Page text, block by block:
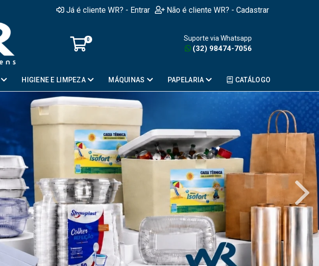
Já é cliente WR? - Entrar Não é cliente WR? - Cadastrar
0 Suporte via Whatsapp
(32) 98474-7056
HIGIENE E LIMPEZA MÁQUINAS PAPELARIA CATÁLOGO